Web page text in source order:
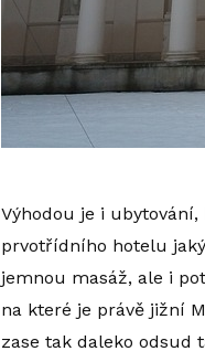
Výhodou je i
prvotřídního hotelu
jemnou masáž, ale i
na které je právě jižní
zase tak daleko odsud